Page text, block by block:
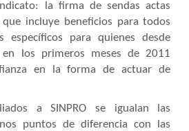
la firma de sendas actas
que incluye beneficios para todos
específicos para quienes desde
los primeros meses de 2011
en la forma de actuar de
a SINPRO se igualan las
puntos de diferencia con las